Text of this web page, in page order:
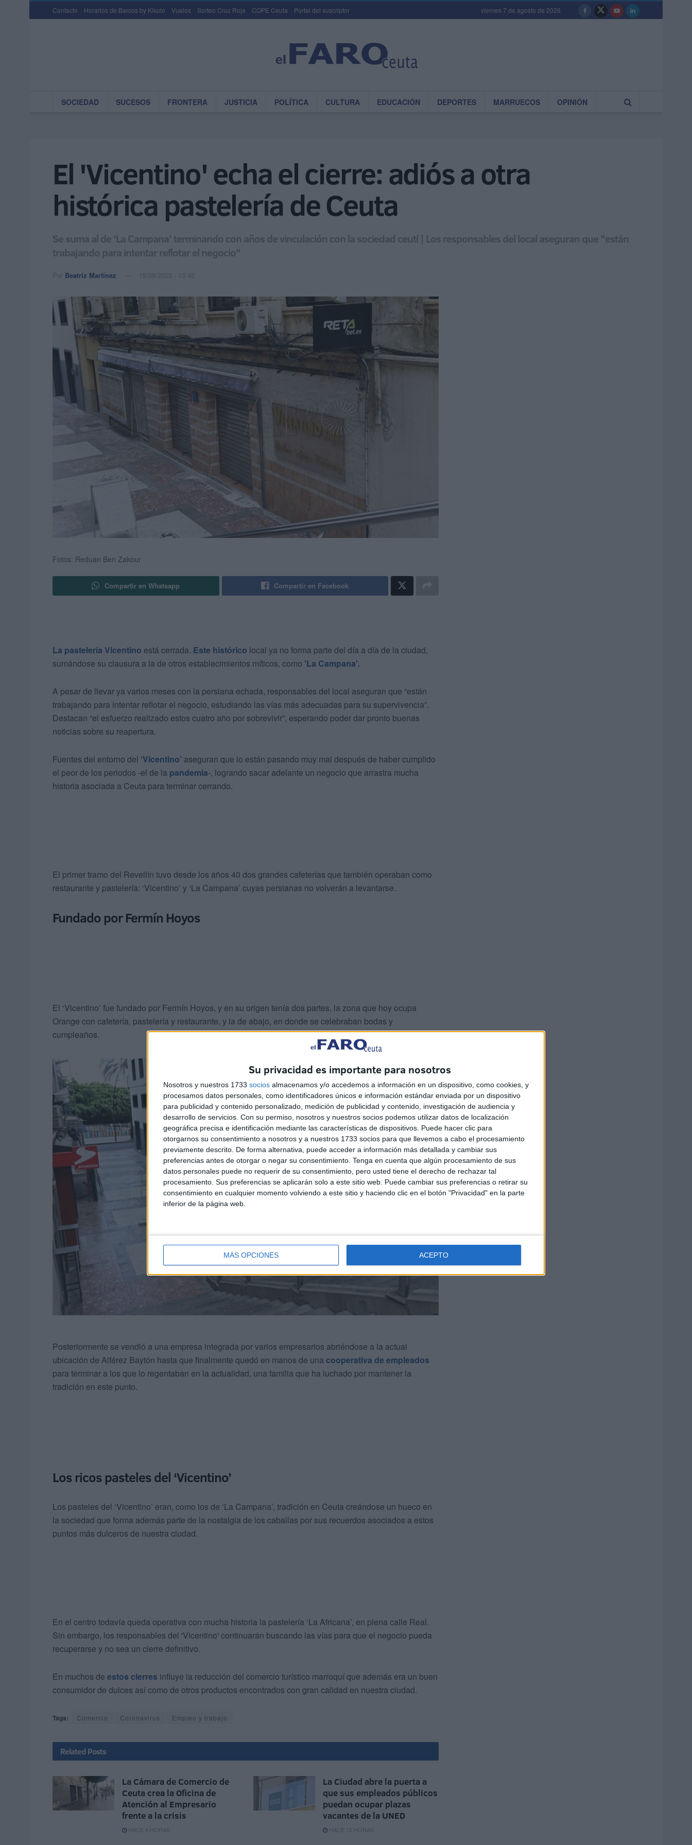
Su privacidad es importante para nosotros
Nosotros y nuestros 1733 socios almacenamos y/o accedemos a información en un dispositivo, como cookies, y
procesamos datos personales, como identificadores únicos e información estándar enviada por un dispositivo
para publicidad y contenido personalizado, medición de publicidad y contenido, investigación de audiencia y
desarrollo de servicios. Con su permiso, nosotros y nuestros socios podemos utilizar datos de localización
geográfica precisa e identificación mediante las características de dispositivos. Puede hacer clic para
otorgarnos su consentimiento a nosotros y a nuestros 1733 socios para que llevemos a cabo el procesamiento
previamente descrito. De forma alternativa, puede acceder a información más detallada y cambiar sus
preferencias antes de otorgar o negar su consentimiento. Tenga en cuenta que algún procesamiento de sus
datos personales puede no requerir de su consentimiento, pero usted tiene el derecho de rechazar tal
procesamiento. Sus preferencias se aplicarán solo a este sitio web. Puede cambiar sus preferencias o retirar su
consentimiento en cualquier momento volviendo a este sitio y haciendo clic en el botón "Privacidad" en la parte
inferior de la página web.
MÁS OPCIONES ACEPTO
Contacto Horarios de Barcos by Kikoto Vuelos Sorteo Cruz Roja COPE Ceuta Portal del suscriptor viernes 7 de agosto de 2026
SOCIEDAD SUCESOS FRONTERA JUSTICIA POLÍTICA CULTURA EDUCACIÓN DEPORTES MARRUECOS OPINIÓN
El 'Vicentino' echa el cierre: adiós a otra
histórica pastelería de Ceuta
Se suma al de ‘La Campana’ terminando con años de vinculación con la sociedad ceutí | Los responsables del local aseguran que "están
trabajando para intentar reflotar el negocio"
Por Beatriz Martínez 15/09/2023 - 13:45
Fotos: Reduan Ben Zakour
Compartir en Whatsapp Compartir en Facebook
La pastelería Vicentino está cerrada. Este histórico local ya no forma parte del día a día de la ciudad,
sumándose su clausura a la de otros establecimientos míticos, como 'La Campana'.
A pesar de llevar ya varios meses con la persiana echada, responsables del local aseguran que “están
trabajando para intentar reflotar el negocio, estudiando las vías más adecuadas para su supervivencia”.
Destacan “el esfuerzo realizado estos cuatro año por sobrevivir”, esperando poder dar pronto buenas
noticias sobre su reapertura.
Fuentes del entorno del ‘Vicentino’ aseguran que lo están pasando muy mal después de haber cumplido
el peor de los periodos -el de la pandemia-, logrando sacar adelante un negocio que arrastra mucha
historia asociada a Ceuta para terminar cerrando.
El primer tramo del Revellín tuvo desde los años 40 dos grandes cafeterías que también operaban como
restaurante y pastelería: ‘Vicentino’ y ‘La Campana’ cuyas persianas no volverán a levantarse.
Fundado por Fermín Hoyos
El ‘Vicentino’ fue fundado por Fermín Hoyos, y en su origen tenía dos partes, la zona que hoy ocupa
Orange con cafetería, pastelería y restaurante, y la de abajo, en donde se celebraban bodas y
cumpleaños.
Posteriormente se vendió a una empresa integrada por varios empresarios abriéndose a la actual
ubicación de Alférez Baytón hasta que finalmente quedó en manos de una cooperativa de empleados
para terminar a los que lo regentaban en la actualidad, una familia que ha luchado por mantener la
tradición en este punto.
Los ricos pasteles del ‘Vicentino’
Los pasteles del ‘Vicentino’ eran, como los de ‘La Campana’, tradición en Ceuta creándose un hueco en
la sociedad que forma además parte de la nostalgia de los caballas por sus recuerdos asociados a estos
puntos más dulceros de nuestra ciudad.
En el centro todavía queda operativa con mucha historia la pastelería ‘La Africana’, en plena calle Real.
Sin embargo, los responsables del 'Vicentino' continuarán buscando las vías para que el negocio pueda
recuperarse y no sea un cierre definitivo.
En muchos de estos cierres influye la reducción del comercio turístico marroquí que además era un buen
consumidor de dulces así como de otros productos encontrados con gran calidad en nuestra ciudad.
Tags: Comercio Coronavirus Empleo y trabajo
Related Posts
La Cámara de Comercio de
Ceuta crea la Oficina de
Atención al Empresario
frente a la crisis
HACE 4 HORAS
La Ciudad abre la puerta a
que sus empleados públicos
puedan ocupar plazas
vacantes de la UNED
HACE 12 HORAS